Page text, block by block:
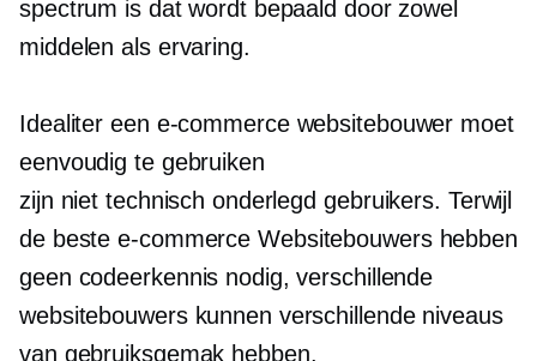
spectrum is dat wordt bepaald door zowel
middelen als ervaring.
Idealiter een e-commercewebsitebouwer moet
eenvoudig te gebruiken
zijn niet technisch onderlegd gebruikers. Terwijl
de bestee-commerce Websitebouwers hebben
geen codeerkennis nodig, verschillende
websitebouwers kunnen verschillende niveaus
van gebruiksgemak hebben.